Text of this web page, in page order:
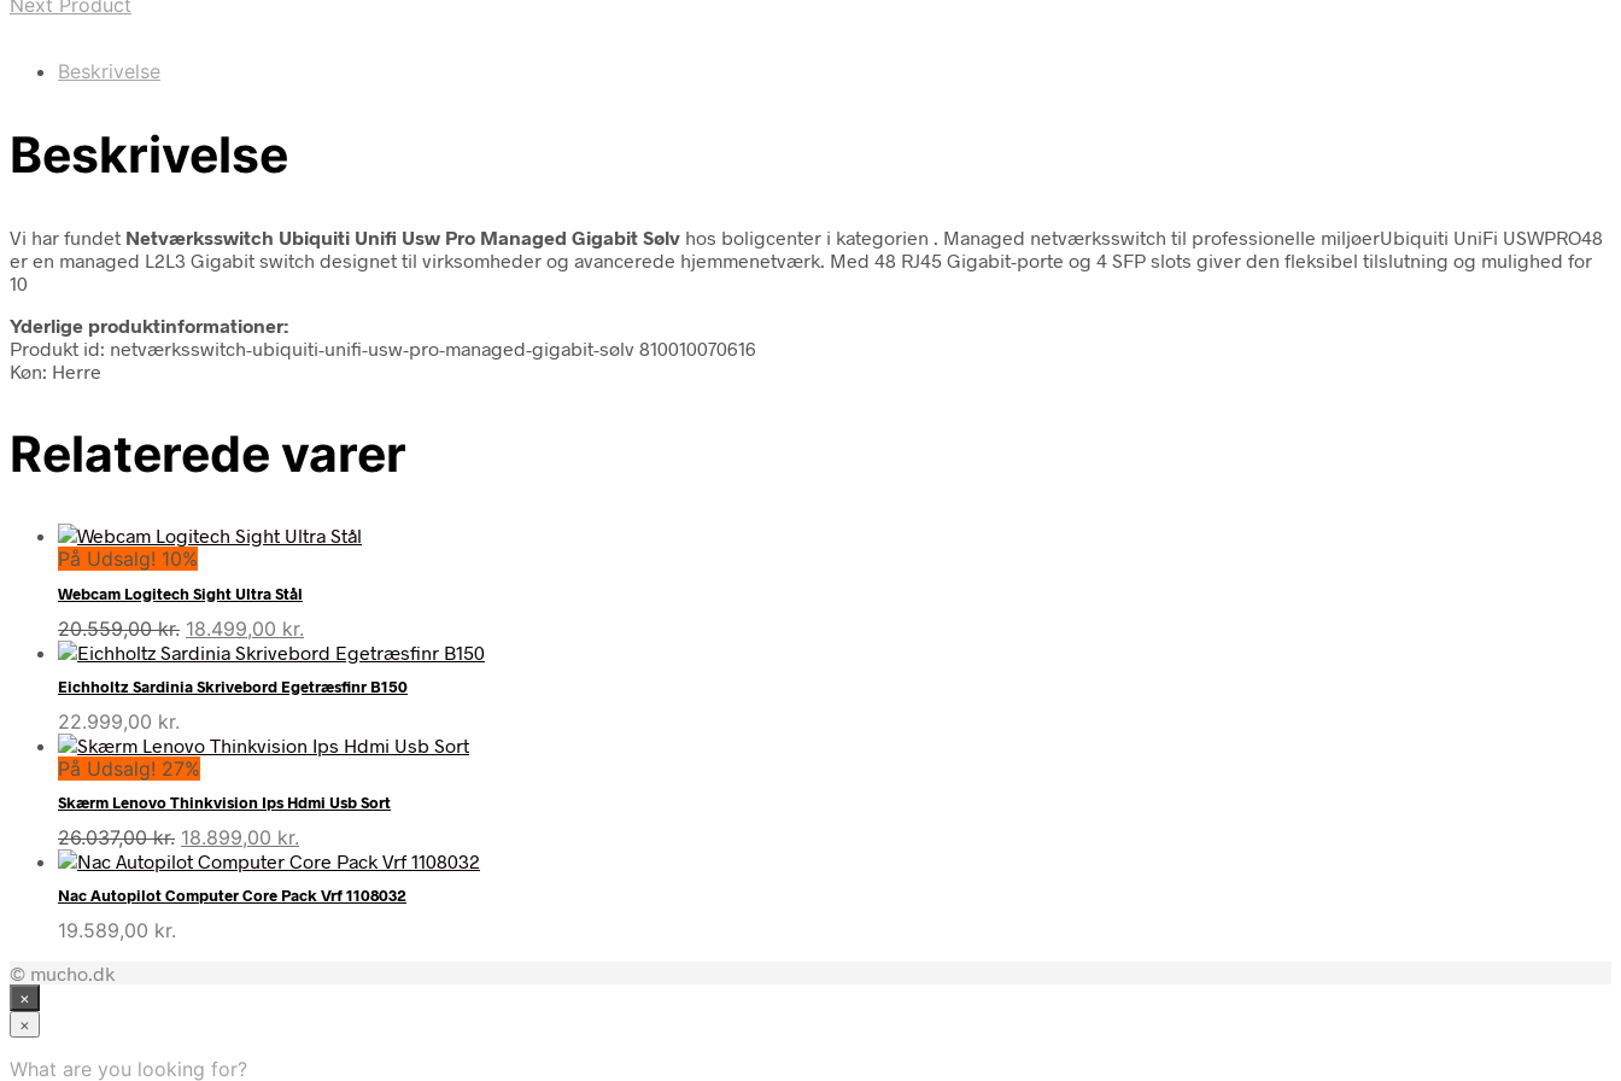
Beskrivelse
Beskrivelse
Vi har fundet Netværksswitch Ubiquiti Unifi Usw Pro Managed Gigabit Sølv hos boligcenter i kategorien
. Managed netværksswitch til professionelle miljøerUbiquiti UniFi USWPRO48
er en managed L2L3 Gigabit switch designet til virksomheder og avancerede hjemmenetværk. Med 48 RJ45 Gigabit-porte og 4 SFP slots giver den fleksibel tilslutning og mulighed for
10
Yderlige produktinformationer:
Produkt id: netværksswitch-ubiquiti-unifi-usw-pro-managed-gigabit-sølv 810010070616
Køn: Herre
Relaterede varer
På Udsalg! 10%
Webcam Logitech Sight Ultra Stål
20.559,00kr. Den
oprindelige
pris
var:
18.499,00 kr.
aktuelle
pris
er:
Eichholtz Sardinia Skrivebord Egetræsfinr B150
22.999,00 kr.
På Udsalg! 27%
Skærm Lenovo Thinkvision Ips Hdmi Usb Sort
26.037,00kr. Den
oprindelige
var:
18.899,00 kr.
aktuelle
pris
er:
Nac Autopilot Computer Core Pack Vrf 1108032
19.589,00 kr.
© mucho.dk
×
×
What are you looking for?